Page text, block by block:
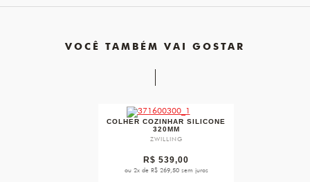
VOCÊ TAMBÉM VAI GOSTAR
COLHER COZINHAR SILICONE
320MM
ZWILLING
R$ 539,00
ou 2x de R$ 269,50 sem juros